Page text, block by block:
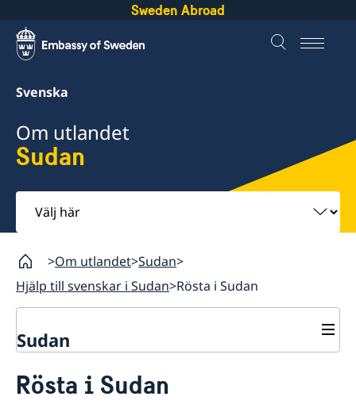
Sweden Abroad
Svenska
Om utlandet
Sudan
Välj
här
Om utlandet Sudan
Hjälp till svenskar i Sudan Rösta i Sudan
Sudan
Hjälp till svenskar i Sudan
Rösta i Sudan